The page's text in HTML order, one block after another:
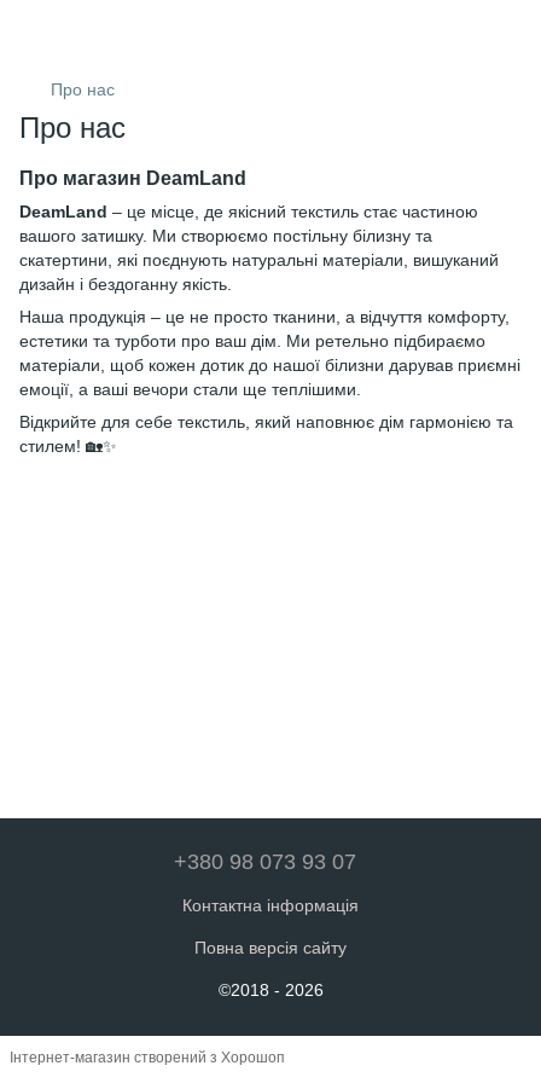
Про нас
Про нас
Про магазин DeamLand
DeamLand – це місце, де якісний текстиль стає частиною
вашого затишку. Ми створюємо постільну білизну та
скатертини, які поєднують натуральні матеріали, вишуканий
дизайн і бездоганну якість.
Наша продукція – це не просто тканини, а відчуття комфорту,
естетики та турботи про ваш дім. Ми ретельно підбираємо
матеріали, щоб кожен дотик до нашої білизни дарував приємні
емоції, а ваші вечори стали ще теплішими.
Відкрийте для себе текстиль, який наповнює дім гармонією та
стилем! 🏡✨
+380 98 073 93 07
Контактна інформація
Повна версія сайту
©2018 - 2026
Інтернет-магазин створений з Хорошоп